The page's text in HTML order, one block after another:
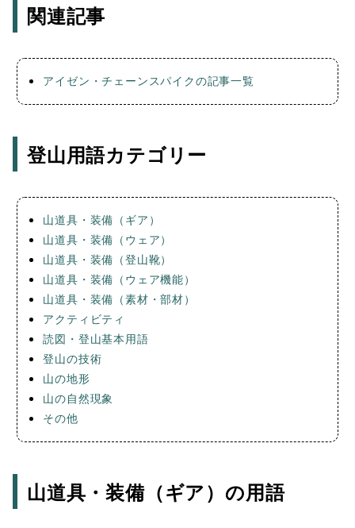
関連記事
アイゼン・チェーンスパイクの記事一覧
登山用語カテゴリー
山道具・装備（ギア）
山道具・装備（ウェア）
山道具・装備（登山靴）
山道具・装備（ウェア機能）
山道具・装備（素材・部材）
アクティビティ
読図・登山基本用語
登山の技術
山の地形
山の自然現象
その他
山道具・装備（ギア）の用語